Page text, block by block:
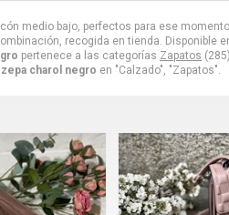
medio bajo, perfectos para ese
recogida en tienda. Disponible
pertenece a las categorías Zapatos
charol negro en "Calzado", "Zapatos".